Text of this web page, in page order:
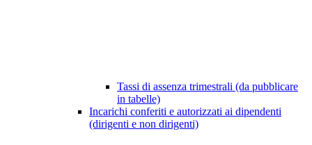
Tassi di assenza trimestrali (da pubblicare
in tabelle)
Incarichi conferiti e autorizzati ai dipendenti
(dirigenti e non dirigenti)